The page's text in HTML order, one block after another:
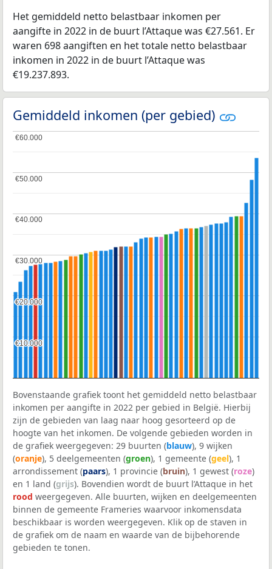
Het gemiddeld netto belastbaar inkomen per
aangifte in 2022 in de buurt l’Attaque was €27.561. Er
waren 698 aangiften en het totale netto belastbaar
inkomen in 2022 in de buurt l’Attaque was
€19.237.893.
Gemiddeld inkomen (per gebied)
€10.000
€10.000
€20.000
€20.000
€30.000
€30.000
€40.000
€40.000
€50.000
€50.000
€60.000
€60.000
Bovenstaande grafiek toont het gemiddeld netto belastbaar
inkomen per aangifte in 2022 per gebied in België. Hierbij
zijn de gebieden van laag naar hoog gesorteerd op de
hoogte van het inkomen. De volgende gebieden worden in
de grafiek weergegeven: 29 buurten (blauw), 9 wijken
(oranje), 5 deelgemeenten (groen), 1 gemeente (geel), 1
arrondissement (paars), 1 provincie (bruin), 1 gewest (roze)
en 1 land (grijs). Bovendien wordt de buurt l’Attaque in het
rood weergegeven. Alle buurten, wijken en deelgemeenten
binnen de gemeente Frameries waarvoor inkomensdata
beschikbaar is worden weergegeven. Klik op de staven in
de grafiek om de naam en waarde van de bijbehorende
gebieden te tonen.